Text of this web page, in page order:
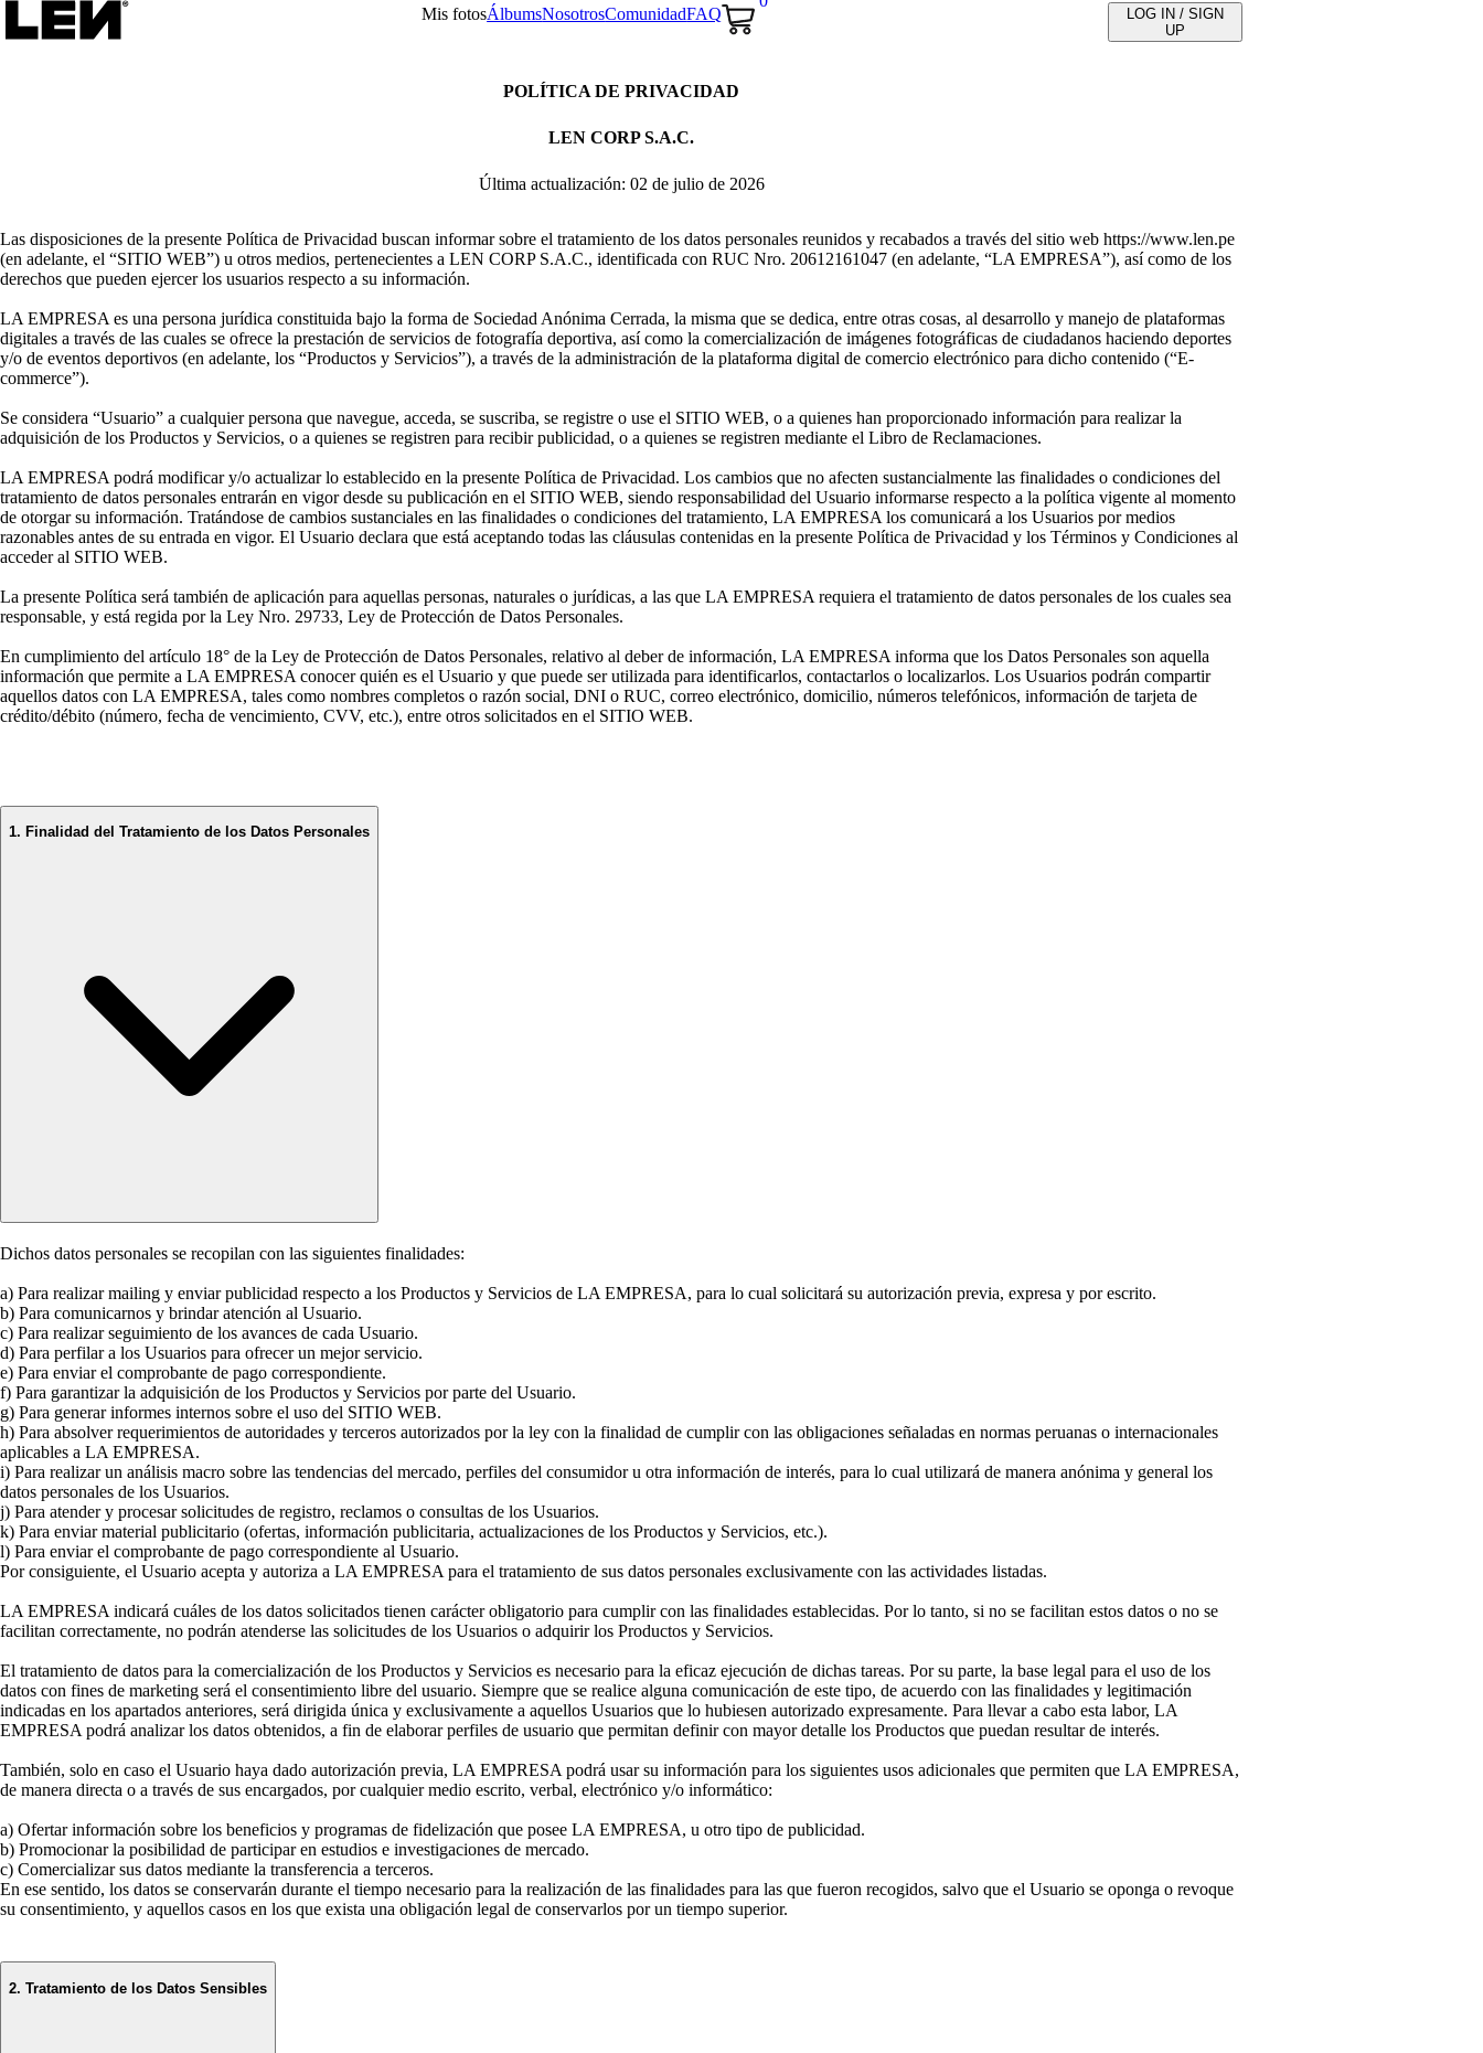
Mis fotosÁlbumsNosotrosComunidadFAQ
LOG IN / SIGN
UP
POLÍTICA DE PRIVACIDAD
LEN CORP S.A.C.
Última actualización: 02 de julio de 2026
Las disposiciones de la presente Política de Privacidad buscan informar sobre el tratamiento de los datos personales reunidos y recabados a través del sitio web https://www.len.pe
(en adelante, el “SITIO WEB”) u otros medios, pertenecientes a LEN CORP S.A.C., identificada con RUC Nro. 20612161047 (en adelante, “LA EMPRESA”), así como de los
derechos que pueden ejercer los usuarios respecto a su información.
LA EMPRESA es una persona jurídica constituida bajo la forma de Sociedad Anónima Cerrada, la misma que se dedica, entre otras cosas, al desarrollo y manejo de plataformas
digitales a través de las cuales se ofrece la prestación de servicios de fotografía deportiva, así como la comercialización de imágenes fotográficas de ciudadanos haciendo deportes
y/o de eventos deportivos (en adelante, los “Productos y Servicios”), a través de la administración de la plataforma digital de comercio electrónico para dicho contenido (“E-
commerce”).
Se considera “Usuario” a cualquier persona que navegue, acceda, se suscriba, se registre o use el SITIO WEB, o a quienes han proporcionado información para realizar la
adquisición de los Productos y Servicios, o a quienes se registren para recibir publicidad, o a quienes se registren mediante el Libro de Reclamaciones.
LA EMPRESA podrá modificar y/o actualizar lo establecido en la presente Política de Privacidad. Los cambios que no afecten sustancialmente las finalidades o condiciones del
tratamiento de datos personales entrarán en vigor desde su publicación en el SITIO WEB, siendo responsabilidad del Usuario informarse respecto a la política vigente al momento
de otorgar su información. Tratándose de cambios sustanciales en las finalidades o condiciones del tratamiento, LA EMPRESA los comunicará a los Usuarios por medios
razonables antes de su entrada en vigor. El Usuario declara que está aceptando todas las cláusulas contenidas en la presente Política de Privacidad y los Términos y Condiciones al
acceder al SITIO WEB.
La presente Política será también de aplicación para aquellas personas, naturales o jurídicas, a las que LA EMPRESA requiera el tratamiento de datos personales de los cuales sea
responsable, y está regida por la Ley Nro. 29733, Ley de Protección de Datos Personales.
En cumplimiento del artículo 18° de la Ley de Protección de Datos Personales, relativo al deber de información, LA EMPRESA informa que los Datos Personales son aquella
información que permite a LA EMPRESA conocer quién es el Usuario y que puede ser utilizada para identificarlos, contactarlos o localizarlos. Los Usuarios podrán compartir
aquellos datos con LA EMPRESA, tales como nombres completos o razón social, DNI o RUC, correo electrónico, domicilio, números telefónicos, información de tarjeta de
crédito/débito (número, fecha de vencimiento, CVV, etc.), entre otros solicitados en el SITIO WEB.
1. Finalidad del Tratamiento de los Datos Personales
Dichos datos personales se recopilan con las siguientes finalidades:
a) Para realizar mailing y enviar publicidad respecto a los Productos y Servicios de LA EMPRESA, para lo cual solicitará su autorización previa, expresa y por escrito.
b) Para comunicarnos y brindar atención al Usuario.
c) Para realizar seguimiento de los avances de cada Usuario.
d) Para perfilar a los Usuarios para ofrecer un mejor servicio.
e) Para enviar el comprobante de pago correspondiente.
f) Para garantizar la adquisición de los Productos y Servicios por parte del Usuario.
g) Para generar informes internos sobre el uso del SITIO WEB.
h) Para absolver requerimientos de autoridades y terceros autorizados por la ley con la finalidad de cumplir con las obligaciones señaladas en normas peruanas o internacionales
aplicables a LA EMPRESA.
i) Para realizar un análisis macro sobre las tendencias del mercado, perfiles del consumidor u otra información de interés, para lo cual utilizará de manera anónima y general los
datos personales de los Usuarios.
j) Para atender y procesar solicitudes de registro, reclamos o consultas de los Usuarios.
k) Para enviar material publicitario (ofertas, información publicitaria, actualizaciones de los Productos y Servicios, etc.).
l) Para enviar el comprobante de pago correspondiente al Usuario.
Por consiguiente, el Usuario acepta y autoriza a LA EMPRESA para el tratamiento de sus datos personales exclusivamente con las actividades listadas.
LA EMPRESA indicará cuáles de los datos solicitados tienen carácter obligatorio para cumplir con las finalidades establecidas. Por lo tanto, si no se facilitan estos datos o no se
facilitan correctamente, no podrán atenderse las solicitudes de los Usuarios o adquirir los Productos y Servicios.
El tratamiento de datos para la comercialización de los Productos y Servicios es necesario para la eficaz ejecución de dichas tareas. Por su parte, la base legal para el uso de los
datos con fines de marketing será el consentimiento libre del usuario. Siempre que se realice alguna comunicación de este tipo, de acuerdo con las finalidades y legitimación
indicadas en los apartados anteriores, será dirigida única y exclusivamente a aquellos Usuarios que lo hubiesen autorizado expresamente. Para llevar a cabo esta labor, LA
EMPRESA podrá analizar los datos obtenidos, a fin de elaborar perfiles de usuario que permitan definir con mayor detalle los Productos que puedan resultar de interés.
También, solo en caso el Usuario haya dado autorización previa, LA EMPRESA podrá usar su información para los siguientes usos adicionales que permiten que LA EMPRESA,
de manera directa o a través de sus encargados, por cualquier medio escrito, verbal, electrónico y/o informático:
a) Ofertar información sobre los beneficios y programas de fidelización que posee LA EMPRESA, u otro tipo de publicidad.
b) Promocionar la posibilidad de participar en estudios e investigaciones de mercado.
c) Comercializar sus datos mediante la transferencia a terceros.
En ese sentido, los datos se conservarán durante el tiempo necesario para la realización de las finalidades para las que fueron recogidos, salvo que el Usuario se oponga o revoque
su consentimiento, y aquellos casos en los que exista una obligación legal de conservarlos por un tiempo superior.
2. Tratamiento de los Datos Sensibles